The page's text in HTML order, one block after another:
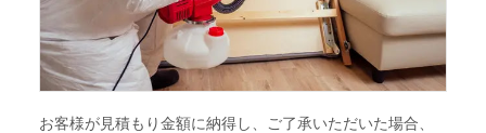
お客様が見積もり金額に納得し、ご了承いただいた場合、